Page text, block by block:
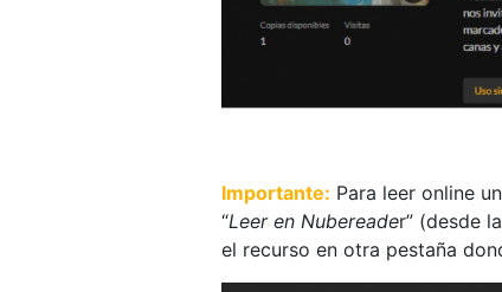
Importante: Para leer online
“Leer en Nubereader” (desde
el recurso en otra pestaña